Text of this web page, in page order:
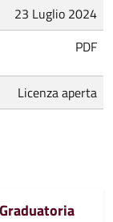
23 Luglio 2024
PDF
Licenza aperta